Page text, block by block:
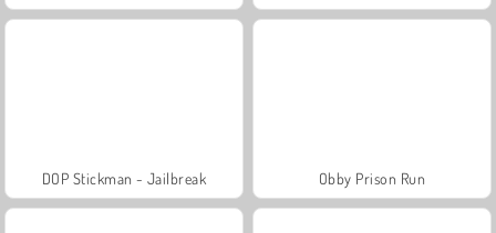
DOP Stickman - Jailbreak Obby Prison Run